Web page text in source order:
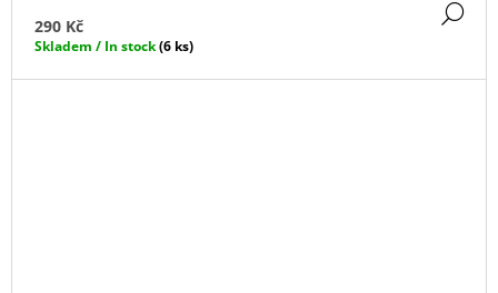
290 Kč
Skladem / In stock(6 ks)